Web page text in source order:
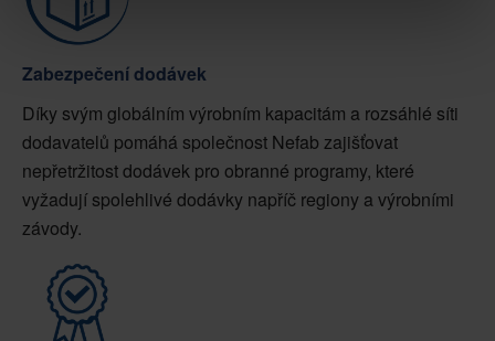
Zabezpečení dodávek
Díky svým globálním výrobním kapacitám a rozsáhlé síti
dodavatelů pomáhá společnost Nefab zajišťovat
nepřetržitost dodávek pro obranné programy, které
vyžadují spolehlivé dodávky napříč regiony a výrobními
závody.